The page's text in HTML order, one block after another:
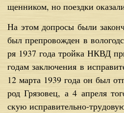
щен­ни­ком, но по­езд­ки
На этом до­про­сы бы­ли
был пре­про­вож­ден в
ря 1937 го­да трой­ка НКВД
го­дам за­клю­че­ния в
12 мар­та 1939 го­да он был
род Гря­зо­вец, а 4 ап­ре­ля
скую ис­пра­ви­тель­но-